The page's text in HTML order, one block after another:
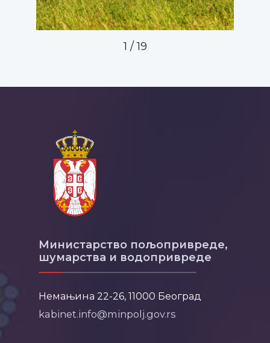
1 / 19
Министарство пољопривреде,
шумарства и водопривреде
Немањина 22-26, 11000 Београд
kabinet.info@minpolj.gov.rs